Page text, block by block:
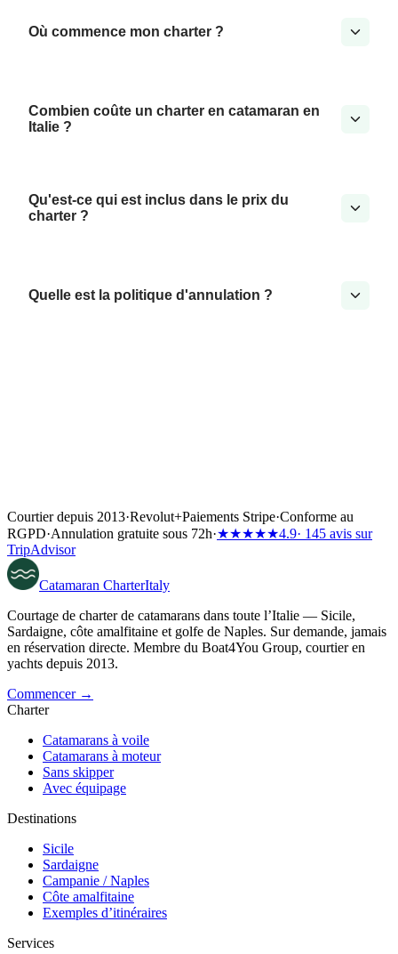
Où commence mon charter ?
Combien coûte un charter en catamaran en
Italie ?
Qu'est-ce qui est inclus dans le prix du
charter ?
Quelle est la politique d'annulation ?
Courtier depuis 2013·Revolut+Paiements Stripe·Conforme au
RGPD·Annulation gratuite sous 72h·★★★★★4.9· 145 avis sur
TripAdvisor
Catamaran CharterItaly
Courtage de charter de catamarans dans toute l’Italie — Sicile,
Sardaigne, côte amalfitaine et golfe de Naples. Sur demande, jamais
en réservation directe. Membre du Boat4You Group, courtier en
yachts depuis 2013.
Commencer →
Charter
Catamarans à voile
Catamarans à moteur
Sans skipper
Avec équipage
Destinations
Sicile
Sardaigne
Campanie / Naples
Côte amalfitaine
Exemples d’itinéraires
Services